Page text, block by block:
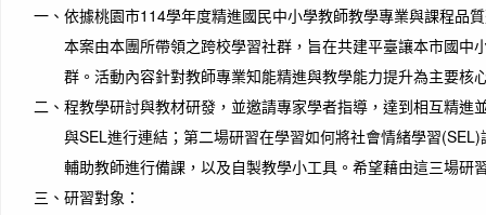
一、 依據桃園市114學年度精進國民中小學教師教學專業與課程品
二、
本案由本團所帶領之跨校學習社群，旨在共建平臺讓本市國
群。活動內容針對教師專業知能精進與教學能力提升為主要
程教學研討與教材研發，並邀請專家學者指導，達到相互精
與SEL進行連結；第二場研習在學習如何將社會情緒學習
輔助教師進行備課，以及自製教學小工具。希望藉由這三場研
三、 研習對象：